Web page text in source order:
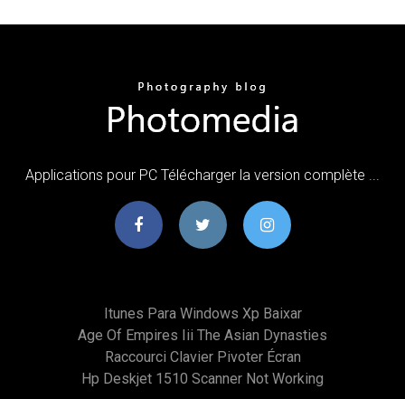
Applications pour PC Télécharger la version complète ...
Itunes Para Windows Xp Baixar
Age Of Empires Iii The Asian Dynasties
Raccourci Clavier Pivoter Écran
Hp Deskjet 1510 Scanner Not Working